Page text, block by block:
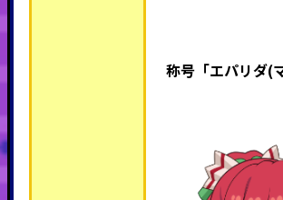
称号「エパリダ(